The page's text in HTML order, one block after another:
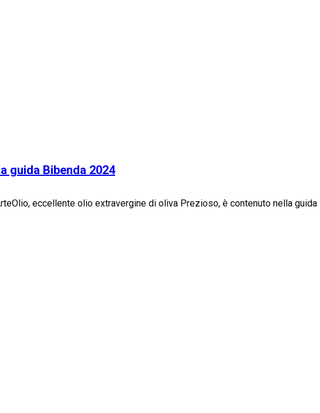
guida Bibenda 2024
eccellente olio extravergine di oliva Prezioso, è contenuto nella guida